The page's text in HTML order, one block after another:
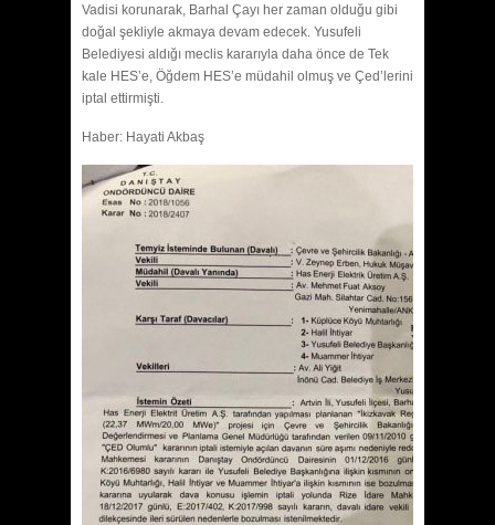
Vadisi korunarak, Barhal Çayı her zaman olduğu gibi
doğal şekliyle akmaya devam edecek. Yusufeli
Belediyesi aldığı meclis kararıyla daha önce de Tek
kale HES’e, Öğdem HES’e müdahil olmuş ve Çed’lerini
iptal ettirmişti.
Haber: Hayati Akbaş